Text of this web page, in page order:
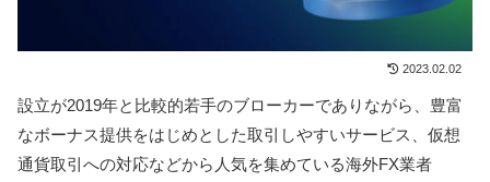
2023.02.02
設立が2019年と比較的若手のブローカーでありながら、豊富
なボーナス提供をはじめとした取引しやすいサービス、仮想
通貨取引への対応などから人気を集めている海外FX業者